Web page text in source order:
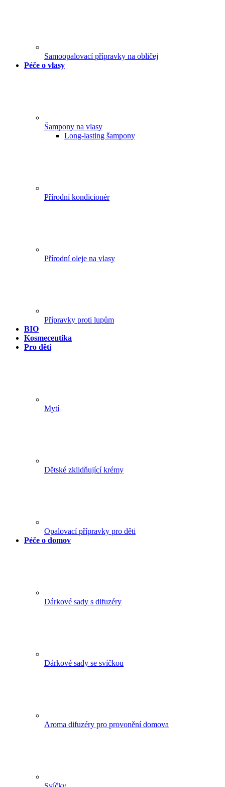
Samoopalovací přípravky na obličej
Péče o vlasy
Šampony na vlasy
Long-lasting šampony
Přírodní kondicionér
Přírodní oleje na vlasy
Přípravky proti lupům
BIO
Kosmeceutika
Pro děti
Mytí
Dětské zklidňující krémy
Opalovací přípravky pro děti
Péče o domov
Dárkové sady s difuzéry
Dárkové sady se svíčkou
Aroma difuzéry pro provonění domova